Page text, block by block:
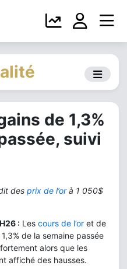
de 1,3%
suivi
des prix de l’orà 1 050$
: Les cours de l’or et de
de la semaine passée
alors que les
affiché des hausses.